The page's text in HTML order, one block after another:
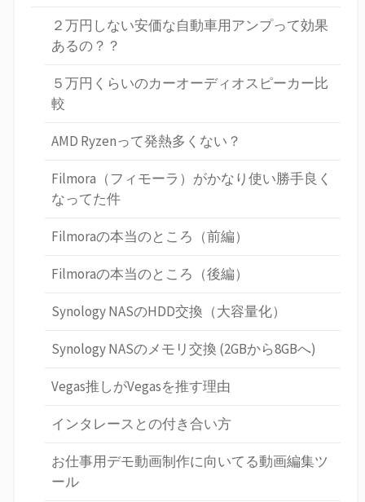
２万円しない安価な自動車用アンプって効果
あるの？？
５万円くらいのカーオーディオスピーカー比
較
AMD Ryzenって発熱多くない？
Filmora（フィモーラ）がかなり使い勝手良く
なってた件
Filmoraの本当のところ（前編）
Filmoraの本当のところ（後編）
Synology NASのHDD交換（大容量化）
Synology NASのメモリ交換 (2GBから8GBへ)
Vegas推しがVegasを推す理由
インタレースとの付き合い方
お仕事用デモ動画制作に向いてる動画編集ツ
ール